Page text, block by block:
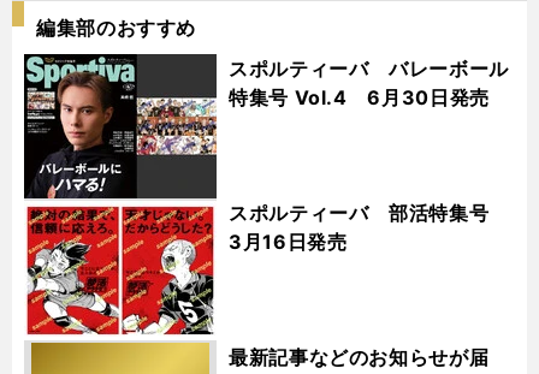
編集部のおすすめ
スポルティーバ バレーボール
特集号 Vol.4 6月30日発売
スポルティーバ 部活特集号
3月16日発売
最新記事などのお知らせが届